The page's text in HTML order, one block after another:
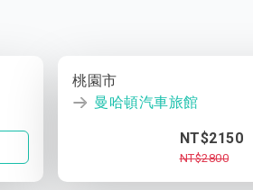
桃園市
曼哈頓汽車旅館
NT$2150
NT$2800